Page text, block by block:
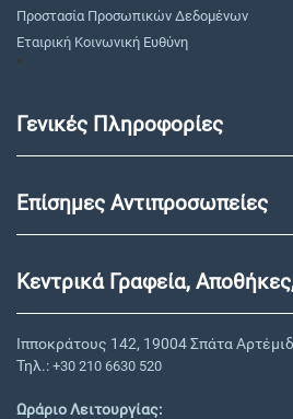
Προστασία Προσωπικών Δεδομένων
Εταιρική Κοινωνική Ευθύνη
"
Γενικές Πληροφορίες
Επίσημες Αντιπροσωπείες
Κεντρικά Γραφεία,
Ιπποκράτους 142, 19004 Σπάτα
Τηλ.: +30 210 6630 520
Ωράριο Λειτουργίας: